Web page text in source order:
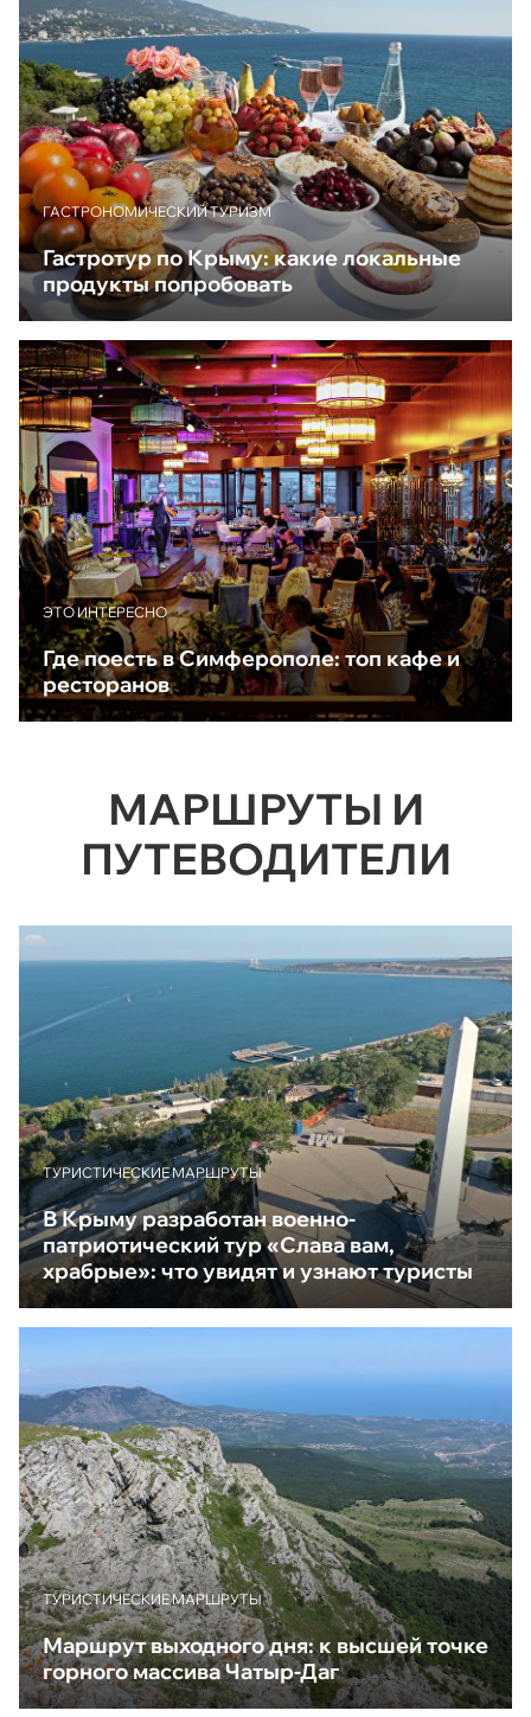
ГАСТРОНОМИЧЕСКИЙ ТУРИЗМ
Гастротур по Крыму: какие локальные
продукты попробовать
ЭТО ИНТЕРЕСНО
Где поесть в Симферополе: топ кафе и
ресторанов
МАРШРУТЫ И
ПУТЕВОДИТЕЛИ
ТУРИСТИЧЕСКИЕ МАРШРУТЫ
В Крыму разработан военно-
патриотический тур «Слава вам,
храбрые»: что увидят и узнают туристы
ТУРИСТИЧЕСКИЕ МАРШРУТЫ
Маршрут выходного дня: к высшей точке
горного массива Чатыр-Даг